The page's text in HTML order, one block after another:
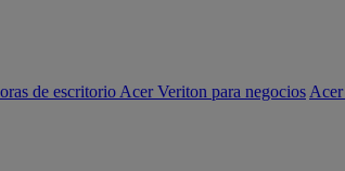
de escritorio Acer Veriton para negocios